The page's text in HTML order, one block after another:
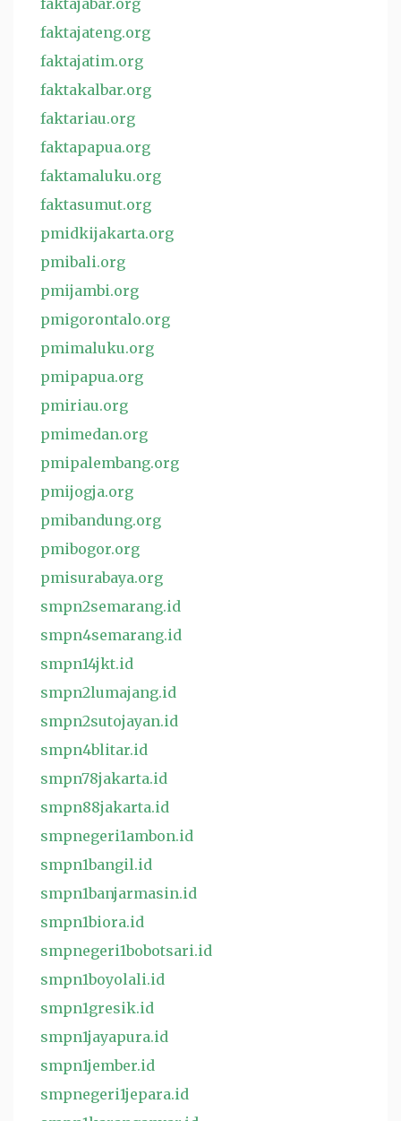
faktajabar.org
faktajateng.org
faktajatim.org
faktakalbar.org
faktariau.org
faktapapua.org
faktamaluku.org
faktasumut.org
pmidkijakarta.org
pmibali.org
pmijambi.org
pmigorontalo.org
pmimaluku.org
pmipapua.org
pmiriau.org
pmimedan.org
pmipalembang.org
pmijogja.org
pmibandung.org
pmibogor.org
pmisurabaya.org
smpn2semarang.id
smpn4semarang.id
smpn14jkt.id
smpn2lumajang.id
smpn2sutojayan.id
smpn4blitar.id
smpn78jakarta.id
smpn88jakarta.id
smpnegeri1ambon.id
smpn1bangil.id
smpn1banjarmasin.id
smpn1biora.id
smpnegeri1bobotsari.id
smpn1boyolali.id
smpn1gresik.id
smpn1jayapura.id
smpn1jember.id
smpnegeri1jepara.id